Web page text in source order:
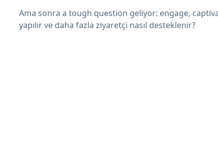
Ama sonra a tough question geliyor: engage,
yapılır ve daha fazla ziyaretçi nasıl desteklenir?